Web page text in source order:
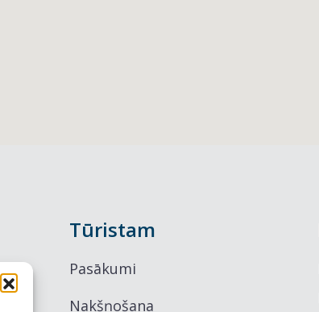
Tūristam
Pasākumi
Nakšņošana